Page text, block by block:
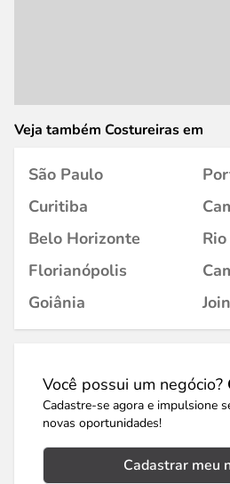
Veja também Costureiras em
São Paulo
Curitiba
Belo Horizonte
Florianópolis
Goiânia
Você possui um negócio?
Cadastre-se agora e impulsione
novas oportunidades!
Cadastrar meu